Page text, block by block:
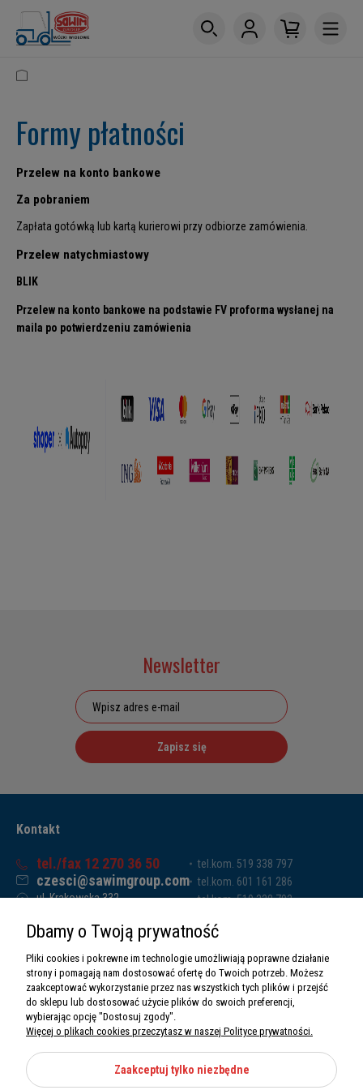
Formy płatności
Przelew na konto bankowe
Za pobraniem
Zapłata gotówką lub kartą kurierowi przy odbiorze zamówienia.
Przelew natychmiastowy
BLIK
Przelew na konto bankowe na podstawie FV proforma wysłanej na
maila po potwierdzeniu zamówienia
Newsletter
Zapisz się
Kontakt
tel./fax 12 270 36 50
czesci@sawimgroup.com
ul. Krakowska 332,
Sawim Group Mariusz Zdyb sp. k.
NIP: 5130284470
REGON: 5246591010
tel.kom. 519 338 797
tel.kom. 601 161 286
tel.kom. 519 338 793
O nas
Informacje
Dbamy o Twoją prywatność
Pliki cookies i pokrewne im technologie umożliwiają poprawne działanie
strony i pomagają nam dostosować ofertę do Twoich potrzeb. Możesz
zaakceptować wykorzystanie przez nas wszystkich tych plików i przejść
do sklepu lub dostosować użycie plików do swoich preferencji,
wybierając opcję "Dostosuj zgody".
Więcej o plikach cookies przeczytasz w naszej Polityce prywatności.
Zaakceptuj tylko niezbędne